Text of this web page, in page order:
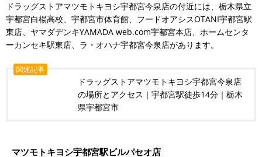
ドラッグストアマツモトキヨシ宇都宮今泉店の付近には、栃木県立
宇都宮白楊高校、宇都宮市体育館、フードオアシスOTANI宇都宮駅
東店、ヤマダデンキYAMADA web.com宇都宮本店、ホームセンタ
ーカンセキ駅東店、ラ・オハナ宇都宮今泉店があります。
関連記事
ドラッグストアマツモトキヨシ宇都宮今泉店
の場所とアクセス｜宇都宮駅徒歩14分｜栃木
県宇都宮市
マツモトキヨシ宇都宮駅ビルパセオ店